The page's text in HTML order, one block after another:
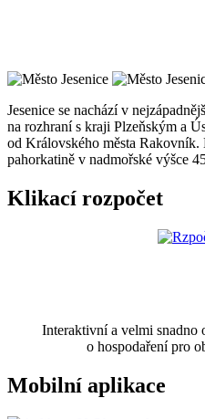
Jesenice se nachází v
na rozhraní s kraji Plzeňským a
od Královského města
pahorkatině v nadmořské výšce
Klikací rozpočet
Interaktivní a velmi snadno
o hospodaření pro
Mobilní aplikace